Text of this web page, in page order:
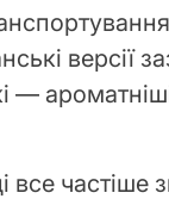
версії
—
все частіше